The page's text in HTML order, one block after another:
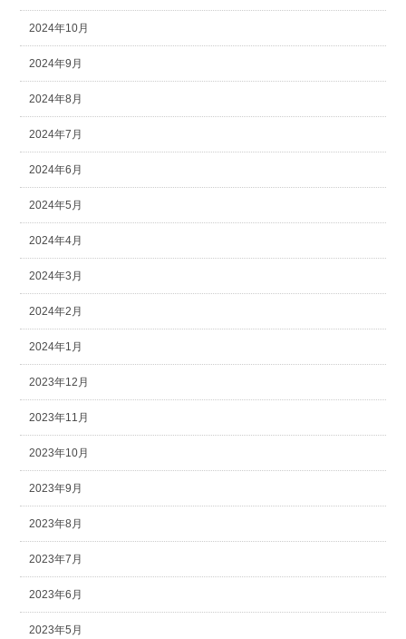
2024年10月
2024年9月
2024年8月
2024年7月
2024年6月
2024年5月
2024年4月
2024年3月
2024年2月
2024年1月
2023年12月
2023年11月
2023年10月
2023年9月
2023年8月
2023年7月
2023年6月
2023年5月